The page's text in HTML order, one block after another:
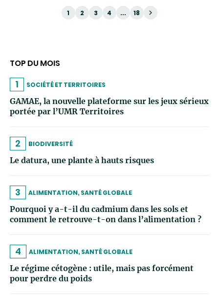
TOP DU MOIS
1 SOCIÉTÉ ET TERRITOIRES
GAMAE, la nouvelle plateforme sur les jeux sérieux
portée par l’UMR Territoires
2 BIODIVERSITÉ
Le datura, une plante à hauts risques
3 ALIMENTATION, SANTÉ GLOBALE
Pourquoi y a-t-il du cadmium dans les sols et
comment le retrouve-t-on dans l’alimentation ?
4 ALIMENTATION, SANTÉ GLOBALE
Le régime cétogène : utile, mais pas forcément
pour perdre du poids
1 2 3 4 ... 18